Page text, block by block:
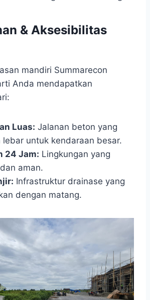
& Aksesibilitas
mandiri Summarecon
Anda mendapatkan
Luas: Jalanan beton yang
lebar untuk kendaraan besar.
24 Jam: Lingkungan yang
aman.
Infrastruktur drainase yang
dengan matang.